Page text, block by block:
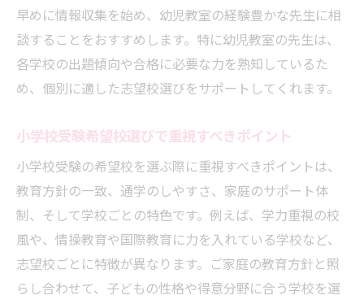
早めに情報収集を始め、幼児教室の経験豊かな先生に相
談することをおすすめします。特に幼児教室の先生は、
各学校の出題傾向や合格に必要な力を熟知しているた
め、個別に適した志望校選びをサポートしてくれます。
小学校受験希望校選びで重視すべきポイント
小学校受験の希望校を選ぶ際に重視すべきポイントは、
教育方針の一致、通学のしやすさ、家庭のサポート体
制、そして学校ごとの特色です。例えば、学力重視の校
風や、情操教育や国際教育に力を入れている学校など、
志望校ごとに特徴が異なります。ご家庭の教育方針と照
らし合わせて、子どもの性格や得意分野に合う学校を選